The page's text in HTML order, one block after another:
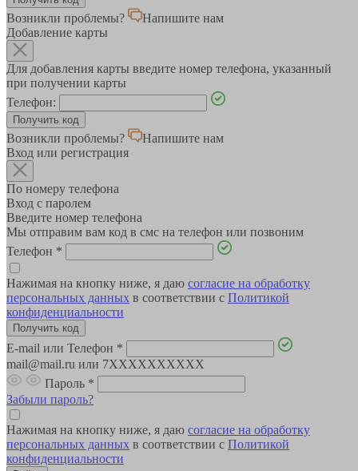
Возникли проблемы?
Напишите нам
Добавление карты
Для добавления карты введите номер телефона, указанный
при получении карты
Телефон:
Возникли проблемы?
Напишите нам
Вход или регистрация
По номеру телефона
Вход с паролем
Введите номер телефона
Мы отправим вам код в смс на телефон или позвоним
Телефон *
Нажимая на кнопку ниже, я даю согласие на обработку
персональных данных в соответствии с Политикой
конфиденциальности
E-mail или Телефон *
mail@mail.ru или 7XXXXXXXXXX
Пароль *
Забыли пароль?
Нажимая на кнопку ниже, я даю согласие на обработку
персональных данных в соответствии с Политикой
конфиденциальности